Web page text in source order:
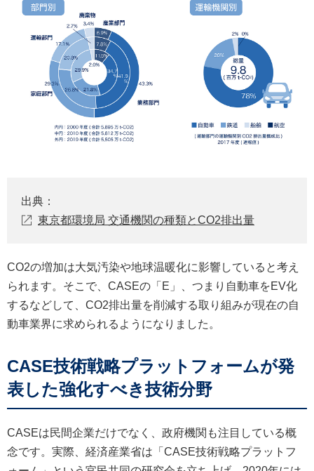
出典：
東京都環境局 交通機関の種類とCO2排出量
CO2の増加は大気汚染や地球温暖化に影響していると考え
られます。そこで、CASEの「E」、つまり自動車をEV化
するなどして、CO2排出量を削減する取り組みが現在の自
動車業界に求められるようになりました。
CASE技術戦略プラットフォームが発
表した強化すべき技術分野
CASEは民間企業だけでなく、政府機関も注目している概
念です。実際、経済産業省は「CASE技術戦略プラットフ